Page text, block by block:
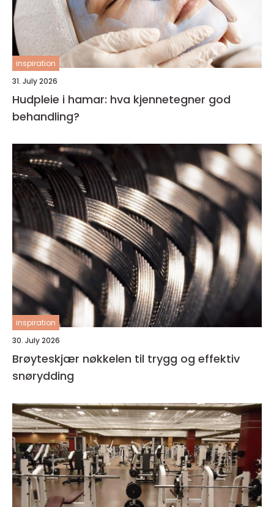
inspiration
31. July 2026
Hudpleie i hamar: hva kjennetegner god
behandling?
inspiration
30. July 2026
Brøyteskjær nøkkelen til trygg og effektiv
snørydding